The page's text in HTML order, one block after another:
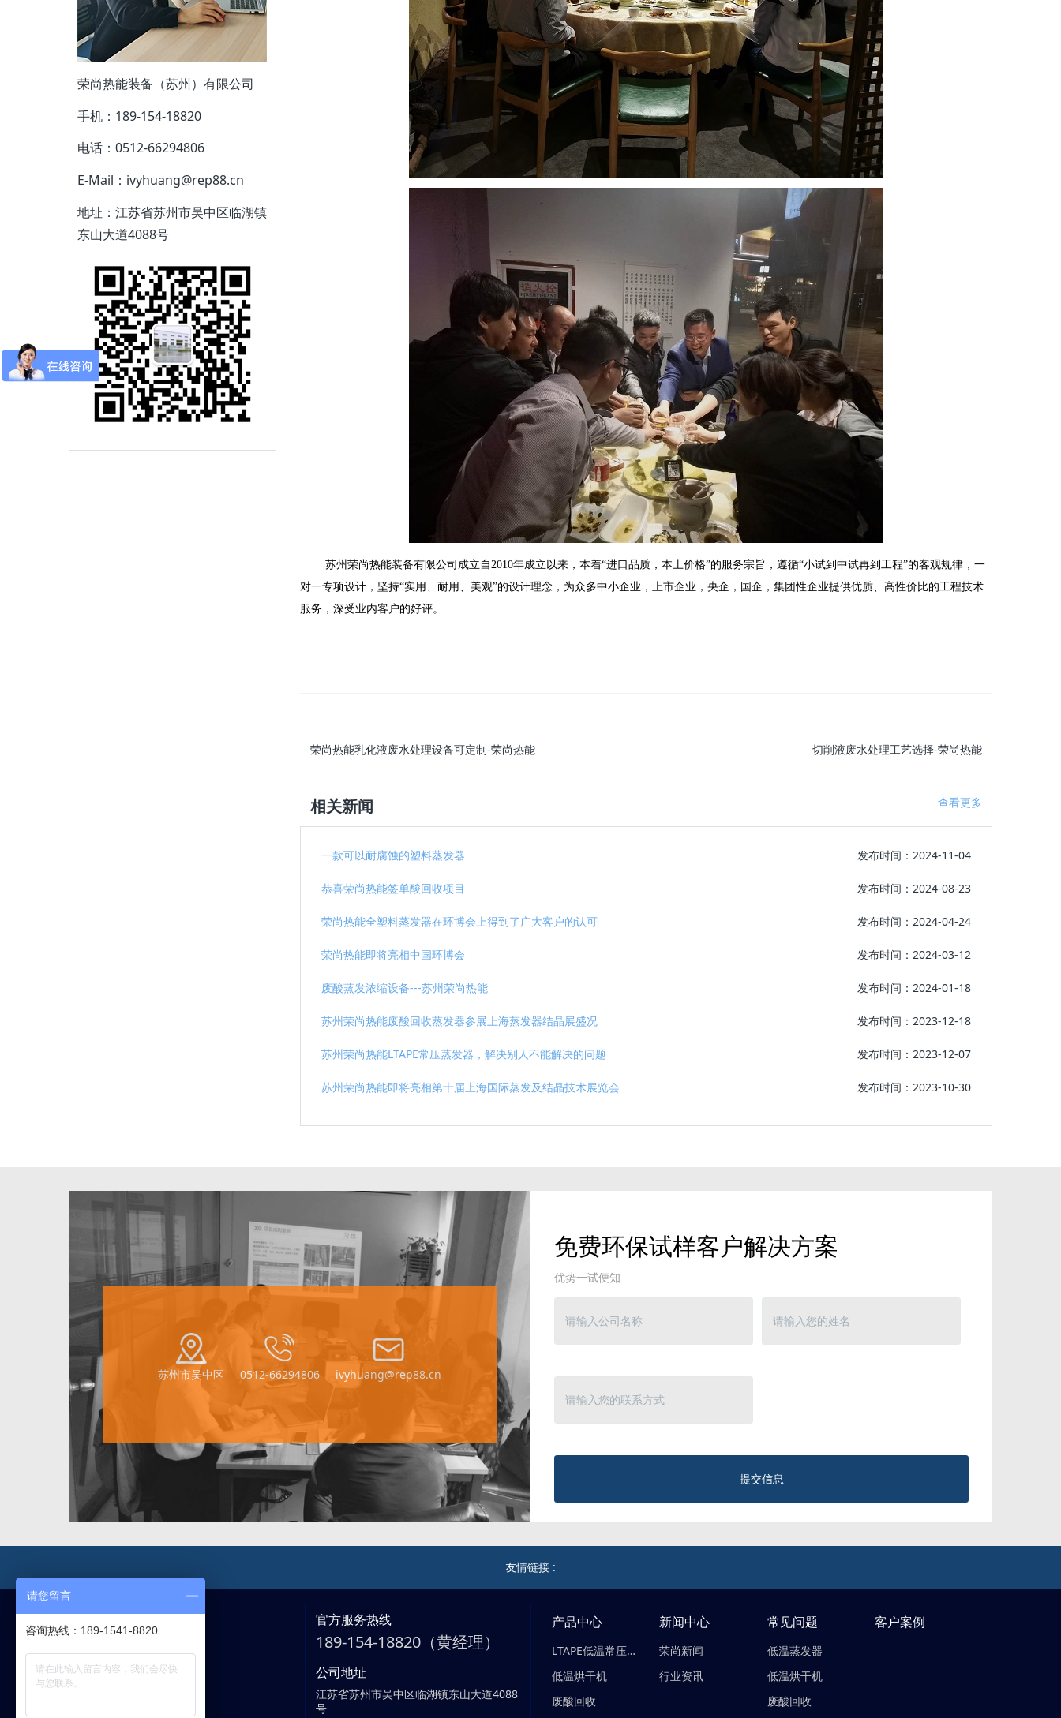
苏州荣尚热能装备有限公司成立自2010年成立以来，本着“进口品质，本土价格”的服务宗旨，遵循“小试到中试再到工程”的客观规律，一
对一专项设计，坚持“实用、耐用、美观”的设计理念，为众多中小企业，上市企业，央企，国企，集团性企业提供优质、高性价比的工程技术
服务，深受业内客户的好评。
荣尚热能乳化液废水处理设备可定制-荣尚热能 切削液废水处理工艺选择-荣尚热能
相关新闻 查看更多
一款可以耐腐蚀的塑料蒸发器 发布时间：2024-11-04
恭喜荣尚热能签单酸回收项目 发布时间：2024-08-23
荣尚热能全塑料蒸发器在环博会上得到了广大客户的认可 发布时间：2024-04-24
荣尚热能即将亮相中国环博会 发布时间：2024-03-12
废酸蒸发浓缩设备---苏州荣尚热能 发布时间：2024-01-18
苏州荣尚热能废酸回收蒸发器参展上海蒸发器结晶展盛况 发布时间：2023-12-18
苏州荣尚热能LTAPE常压蒸发器，解决别人不能解决的问题 发布时间：2023-12-07
苏州荣尚热能即将亮相第十届上海国际蒸发及结晶技术展览会 发布时间：2023-10-30
荣尚热能装备（苏州）有限公司
手机：189-154-18820
电话：0512-66294806
E-Mail：ivyhuang@rep88.cn
地址：江苏省苏州市吴中区临湖镇
东山大道4088号
苏州市吴中区 0512-66294806 ivyhuang@rep88.cn
免费环保试样客户解决方案
优势一试便知
提交信息
友情链接 :
官方服务热线
189-154-18820（黄经理）
公司地址
江苏省苏州市吴中区临湖镇东山大道4088
号
产品中心
LTAPE低温常压蒸发器
低温烘干机
废酸回收
新闻中心
荣尚新闻
行业资讯
常见问题
低温蒸发器
低温烘干机
废酸回收
客户案例
请您留言
咨询热线：189-1541-8820